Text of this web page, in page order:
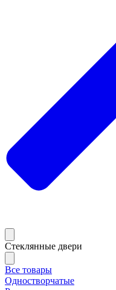
Стеклянные двери
Все товары
Одностворчатые